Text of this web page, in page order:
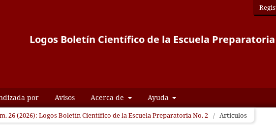
Logos Boletín Científico de la Escuela
por Avisos Acerca de Ayuda
26 (2026): Logos Boletín Científico de la Escuela Preparatoria No. 2 / Artículos